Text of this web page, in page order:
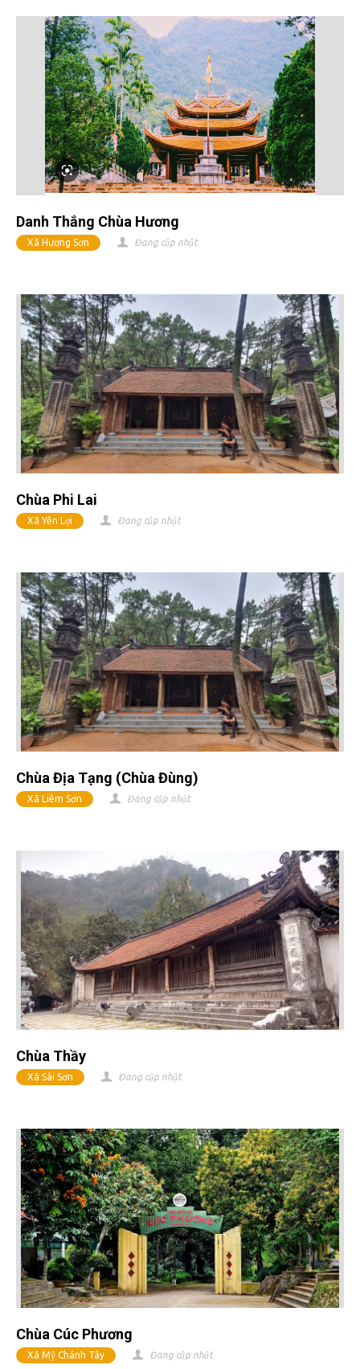
Danh Thắng Chùa Hương
Xã Hương Sơn Đang cập nhật
Chùa Phi Lai
Xã Yên Lợi Đang cập nhật
Chùa Địa Tạng (chùa Đùng)
Xã Liêm Sơn Đang cập nhật
Chùa Thầy
Xã Sài Sơn Đang cập nhật
Chùa Cúc Phương
Xã Mỹ Chánh Tây Đang cập nhật